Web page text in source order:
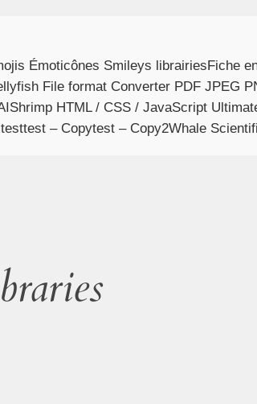
Émoticônes Smileys librairiesFiche
File format Converter PDF JPEG
Shrimp HTML / CSS / JavaScript
testtest – Copytest – Copy2Whale